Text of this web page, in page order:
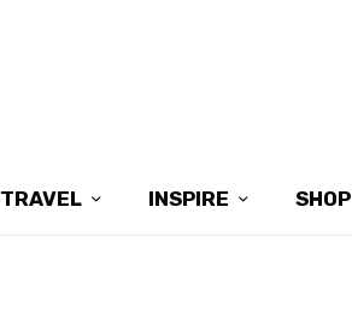
TRAVEL INSPIRE SHOP